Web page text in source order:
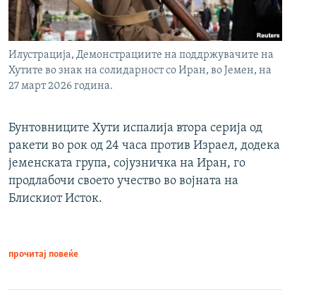
Илустрација, Демонстрациите на поддржувачите на
Хутите во знак на солидарност со Иран, во Јемен, на
27 март 2026 година.
Бунтовниците Хути испалија втора серија од
ракети во рок од 24 часа против Израел, додека
јеменската група, сојузничка на Иран, го
продлабочи своето учество во војната на
Блискиот Исток.
прочитај повеќе